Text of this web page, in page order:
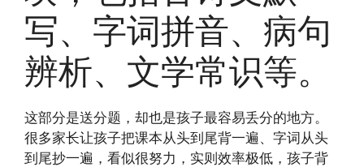
写、字词拼音、病句
辨析、文学常识等。
这部分是送分题，却也是孩子最容易丢分的地方。
很多家长让孩子把课本从头到尾背一遍、字词从头
到尾抄一遍，看似很努力，实则效率极低，孩子背